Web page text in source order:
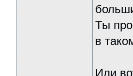
Ты
в
Или